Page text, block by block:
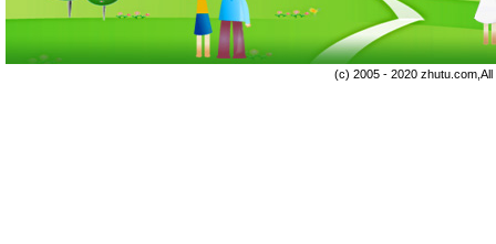
(c) 2005 - 2020